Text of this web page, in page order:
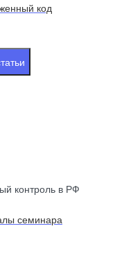
код
контроль в РФ
семинара